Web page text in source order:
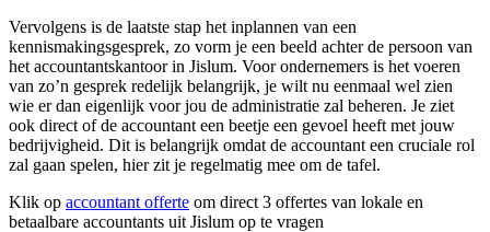
Vervolgens is de laatste stap het inplannen van een
kennismakingsgesprek, zo vorm je een beeld achter de persoon van
het accountantskantoor in Jislum. Voor ondernemers is het voeren
van zo’n gesprek redelijk belangrijk, je wilt nu eenmaal wel zien
wie er dan eigenlijk voor jou de administratie zal beheren. Je ziet
ook direct of de accountant een beetje een gevoel heeft met jouw
bedrijvigheid. Dit is belangrijk omdat de accountant een cruciale rol
zal gaan spelen, hier zit je regelmatig mee om de tafel.
Klik op accountant offerte om direct 3 offertes van lokale en
betaalbare accountants uit Jislum op te vragen